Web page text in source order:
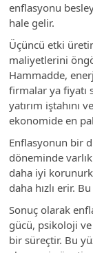
enflasyonu
hale gelir.
Üçüncü etki
maliyetlerini
Hammadde,
firmalar ya fiyatı
yatırım iştahını
ekonomide en
Enflasyonun bir
döneminde
daha iyi
daha hızlı erir.
Sonuç olarak
gücü, psikoloji
bir süreçtir. Bu